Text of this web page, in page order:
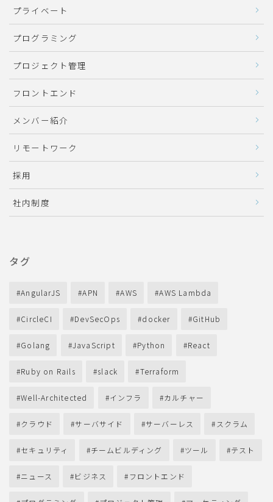
プライベート
プログラミング
プロジェクト管理
フロントエンド
メンバー紹介
リモートワーク
採用
社内制度
タグ
AngularJS APN AWS AWS Lambda
CircleCI DevSecOps docker GitHub
Golang JavaScript Python React
Ruby on Rails slack Terraform
Well-Architected インフラ カルチャー
クラウド サーバサイド サーバーレス スクラム
セキュリティ チームビルディング ツール テスト
ニュース ビジネス フロントエンド